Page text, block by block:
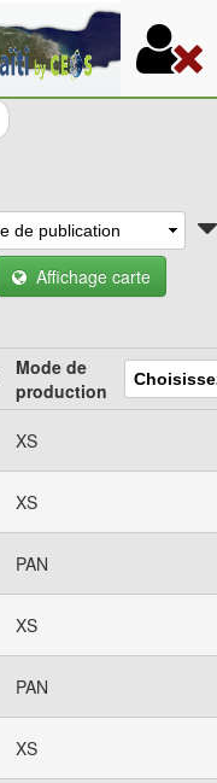
Affichage carte
Mode de
production
XS
XS
PAN
XS
PAN
XS